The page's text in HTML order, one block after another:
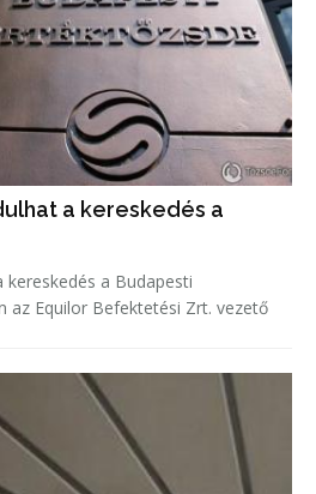
a kereskedés a
kereskedés a Budapesti
az Equilor Befektetési Zrt. vezető